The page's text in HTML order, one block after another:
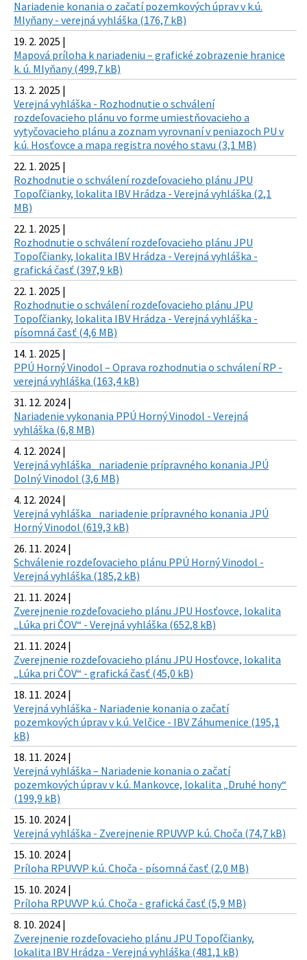
Nariadenie konania o začatí pozemkových úprav v k.ú.
Mlyňany - verejná vyhláška (176,7 kB)
19. 2. 2025 |
Mapová príloha k nariadeniu – grafické zobrazenie hranice
k. ú. Mlyňany (499,7 kB)
13. 2. 2025 |
Verejná vyhláška - Rozhodnutie o schválení
rozdeľovacieho plánu vo forme umiestňovacieho a
vytyčovacieho plánu a zoznam vyrovnaní v peniazoch PU v
k.ú. Hosťovce a mapa registra nového stavu (3,1 MB)
22. 1. 2025 |
Rozhodnutie o schválení rozdeľovacieho plánu JPU
Topoľčianky, lokalita IBV Hrádza - Verejná vyhláška (2,1
MB)
22. 1. 2025 |
Rozhodnutie o schválení rozdeľovacieho plánu JPU
Topoľčianky, lokalita IBV Hrádza - Verejná vyhláška -
grafická časť (397,9 kB)
22. 1. 2025 |
Rozhodnutie o schválení rozdeľovacieho plánu JPU
Topoľčianky, lokalita IBV Hrádza - Verejná vyhláška -
písomná časť (4,6 MB)
14. 1. 2025 |
PPÚ Horný Vinodol – Oprava rozhodnutia o schválení RP -
verejná vyhláška (163,4 kB)
31. 12. 2024 |
Nariadenie vykonania PPÚ Horný Vinodol - Verejná
vyhláška (6,8 MB)
4. 12. 2024 |
Verejná vyhláška_ nariadenie prípravného konania JPÚ
Dolný Vinodol (3,6 MB)
4. 12. 2024 |
Verejná vyhláška_ nariadenie prípravného konania JPÚ
Horný Vinodol (619,3 kB)
26. 11. 2024 |
Schválenie rozdeľovacieho plánu PPÚ Horný Vinodol -
Verejná vyhláška (185,2 kB)
21. 11. 2024 |
Zverejnenie rozdeľovacieho plánu JPU Hosťovce, lokalita
„Lúka pri ČOV“ - Verejná vyhláška (652,8 kB)
21. 11. 2024 |
Zverejnenie rozdeľovacieho plánu JPU Hosťovce, lokalita
„Lúka pri ČOV“ - grafická časť (45,0 kB)
18. 11. 2024 |
Verejná vyhláška - Nariadenie konania o začatí
pozemkových úprav v k.ú. Velčice - IBV Záhumenice (195,1
kB)
18. 11. 2024 |
Verejná vyhláška – Nariadenie konania o začatí
pozemkových úprav v k.ú. Mankovce, lokalita „Druhé hony“
(199,9 kB)
15. 10. 2024 |
Verejná vyhláška - Zverejnenie RPUVVP k.ú. Choča (74,7 kB)
15. 10. 2024 |
Príloha RPUVVP k.ú. Choča - písomná časť (2,0 MB)
15. 10. 2024 |
Príloha RPUVVP k.ú. Choča - grafická časť (5,9 MB)
8. 10. 2024 |
Zverejnenie rozdeľovacieho plánu JPU Topoľčianky,
lokalita IBV Hrádza - Verejná vyhláška (481,1 kB)